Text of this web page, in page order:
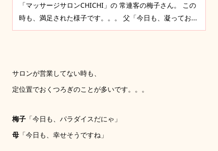
「マッサージサロンCHICHI」の 常連客の梅子さん。 この
時も、満足された様子です。。。 父「今日も、凝ってお...
サロンが営業してない時も、
定位置でおくつろぎのことが多いです。。。
梅子「今日も、パラダイスだにゃ」
母「今日も、幸せそうですね」